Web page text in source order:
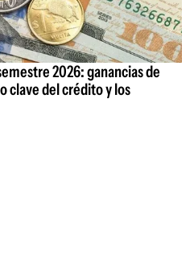
2026: ganancias de
clave del crédito y los